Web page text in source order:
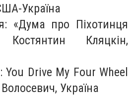
Україна
«Дума про Піхотинця
Костянтин Кляцкін,
You Drive My Four Wheel
Україна